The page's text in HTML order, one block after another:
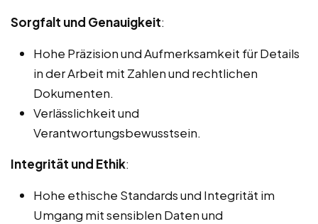
Sorgfalt und Genauigkeit:
Hohe Präzision und Aufmerksamkeit für Details
in der Arbeit mit Zahlen und rechtlichen
Dokumenten.
Verlässlichkeit und
Verantwortungsbewusstsein.
Integrität und Ethik:
Hohe ethische Standards und Integrität im
Umgang mit sensiblen Daten und